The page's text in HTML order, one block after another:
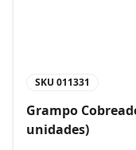
SKU 011331
Grampo
unidades)